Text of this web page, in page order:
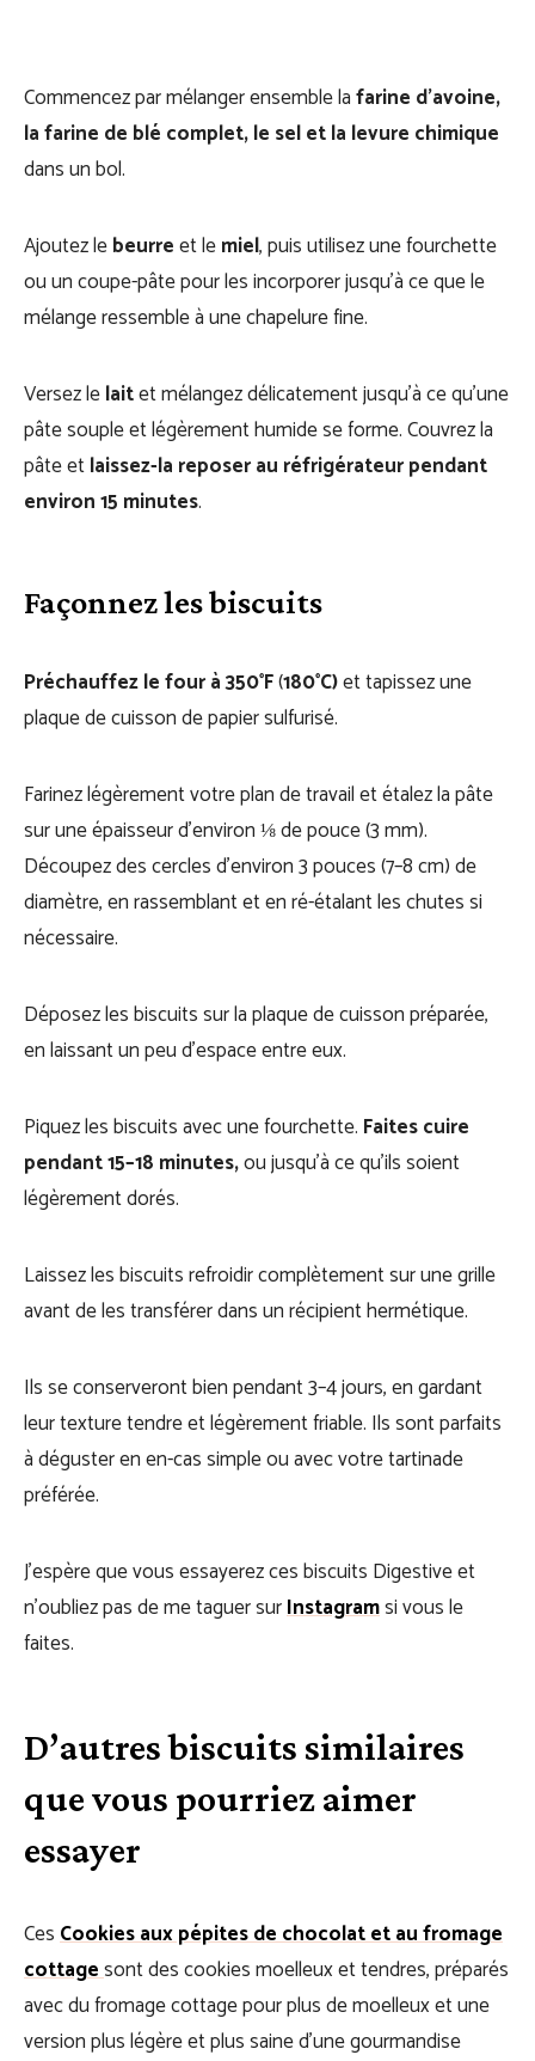
Commencez par mélanger ensemble lafarine d’avoine,
la farine de blé complet, le sel et la levure chimique
dans un bol.
Ajoutez lebeurreet lemiel, puis utilisez une fourchette
ou un coupe-pâte pour les incorporer jusqu’à ce que le
mélange ressemble à une chapelure fine.
Versez lelaitet mélangez délicatement jusqu’à ce qu’une
pâte souple et légèrement humide se forme. Couvrez la
pâte etlaissez-la reposer au réfrigérateur pendant
environ 15 minutes.
Façonnez les biscuits
Préchauffez le four à 350°F(180°C)et tapissez une
plaque de cuisson de papier sulfurisé.
Farinez légèrement votre plan de travail et étalez la pâte
sur une épaisseur d’environ ⅛ de pouce (3 mm).
Découpez des cercles d’environ 3 pouces (7–8 cm) de
diamètre, en rassemblant et en ré-étalant les chutes si
nécessaire.
Déposez les biscuits sur la plaque de cuisson préparée,
en laissant un peu d’espace entre eux.
Piquez les biscuits avec une fourchette. Faites cuire
pendant 15–18 minutes,ou jusqu’à ce qu’ils soient
légèrement dorés.
Laissez les biscuits refroidir complètement sur une grille
avant de les transférer dans un récipient hermétique.
Ils se conserveront bien pendant 3–4 jours, en gardant
leur texture tendre et légèrement friable. Ils sont parfaits
à déguster en en-cas simple ou avec votre tartinade
préférée.
J’espère que vous essayerez ces biscuits Digestive et
n’oubliez pas de me taguer surInstagramsi vous le
faites.
D’autres biscuits similaires
que vous pourriez aimer
essayer
CesCookies aux pépites de chocolat et au fromage
cottagesont des cookies moelleux et tendres, préparés
avec du fromage cottage pour plus de moelleux et une
version plus légère et plus saine d’une gourmandise